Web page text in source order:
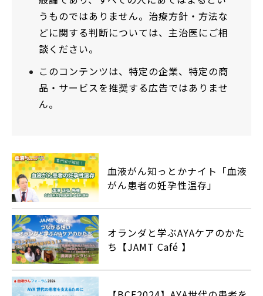
うものではありません。治療方針・方法な
どに関する判断については、主治医にご相
談ください。
このコンテンツは、特定の企業、特定の商
品・サービスを推奨する広告ではありませ
ん。
血液がん知っとかナイト「血液
がん患者の妊孕性温存」
オランダと学ぶAYAケアのかた
ち【JAMT Café 】